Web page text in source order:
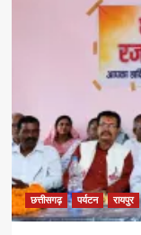
पर्यटन
संस्कृति
राजेश
अग्रवाल
दिया
स्वदेशी
अपनाने
का
संदेश
छत्तीसगढ़ पर्यटन रायपुर